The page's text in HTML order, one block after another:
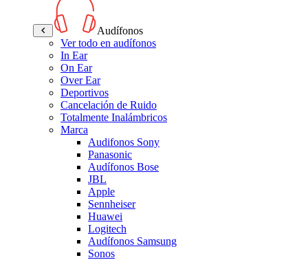
Audífonos
Ver todo en audífonos
In Ear
On Ear
Over Ear
Deportivos
Cancelación de Ruido
Totalmente Inalámbricos
Marca
Audifonos Sony
Panasonic
Audífonos Bose
JBL
Apple
Sennheiser
Huawei
Logitech
Audífonos Samsung
Sonos